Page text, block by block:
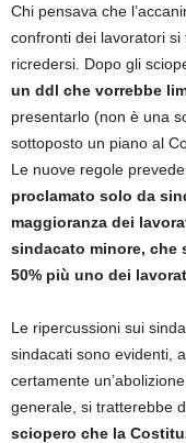
Chi pensava che
confronti dei lavoratori si
ricredersi. Dopo gli
un ddl che vorrebbe
presentarlo (non è una
sottoposto un piano al
Le nuove regole
proclamato solo da
maggioranza dei
sindacato minore, che
50% più uno dei
Le ripercussioni sui
sindacati sono evidenti,
certamente
generale, si tratterebbe
sciopero che la